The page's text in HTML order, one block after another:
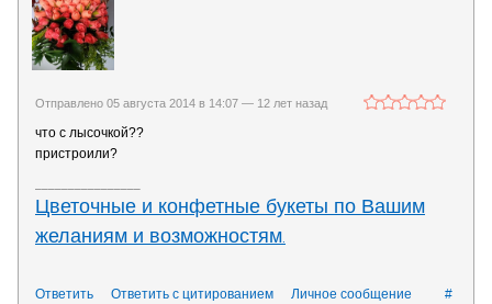
Отправлено 05 августа 2014 в 14:07 — 12 лет назад
что с лысочкой??
пристроили?
Цветочные и конфетные букеты по Вашим
желаниям и возможностям.
#
Ответить Ответить с цитированием Личное сообщение